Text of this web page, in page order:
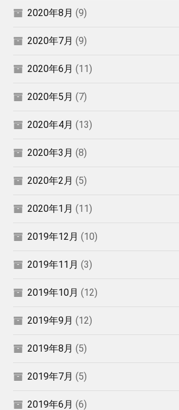
2020年8月 (9)
2020年7月 (9)
2020年6月 (11)
2020年5月 (7)
2020年4月 (13)
2020年3月 (8)
2020年2月 (5)
2020年1月 (11)
2019年12月 (10)
2019年11月 (3)
2019年10月 (12)
2019年9月 (12)
2019年8月 (5)
2019年7月 (5)
2019年6月 (6)